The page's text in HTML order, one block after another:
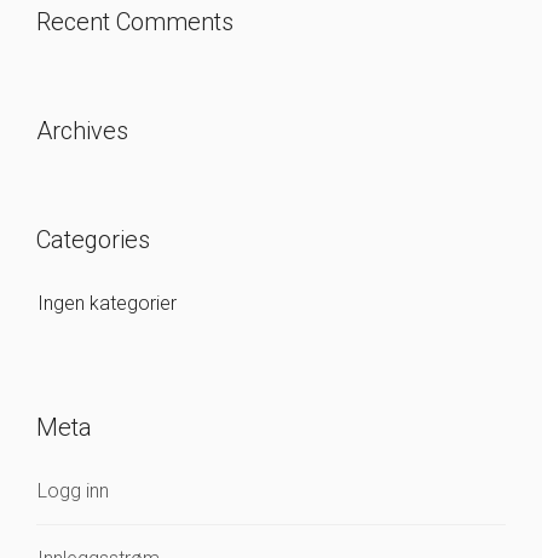
Recent Comments
Archives
Categories
Ingen kategorier
Meta
Logg inn